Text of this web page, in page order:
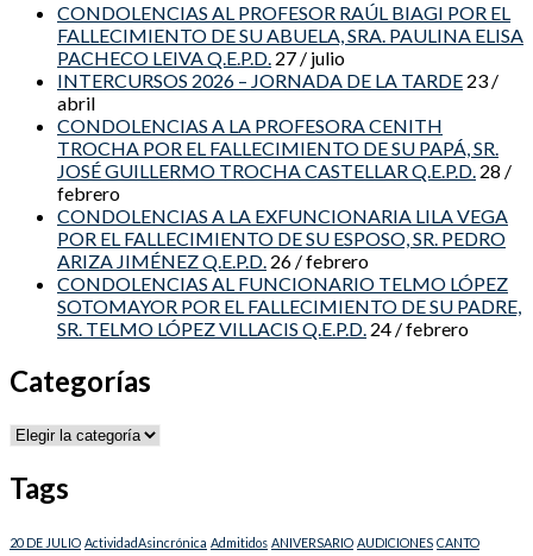
CONDOLENCIAS AL PROFESOR RAÚL BIAGI POR EL
FALLECIMIENTO DE SU ABUELA, SRA. PAULINA ELISA
PACHECO LEIVA Q.E.P.D. 27 / julio
INTERCURSOS 2026 – JORNADA DE LA TARDE 23 /
abril
CONDOLENCIAS A LA PROFESORA CENITH
TROCHA POR EL FALLECIMIENTO DE SU PAPÁ, SR.
JOSÉ GUILLERMO TROCHA CASTELLAR Q.E.P.D. 28 /
febrero
CONDOLENCIAS A LA EXFUNCIONARIA LILA VEGA
POR EL FALLECIMIENTO DE SU ESPOSO, SR. PEDRO
ARIZA JIMÉNEZ Q.E.P.D. 26 / febrero
CONDOLENCIAS AL FUNCIONARIO TELMO LÓPEZ
SOTOMAYOR POR EL FALLECIMIENTO DE SU PADRE,
SR. TELMO LÓPEZ VILLACIS Q.E.P.D. 24 / febrero
Categorías
Categorías
Tags
20 DE JULIO ActividadAsincrónica Admitidos ANIVERSARIO AUDICIONES CANTO